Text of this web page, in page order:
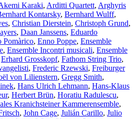
Karaki, Arditti Quartett, Arghyris
Kontarsky, Bernhard Wulff,
, Christian Dierstein, Christoph Grund,
, Daan Janssens, Eduardo
Pomàrico, Enno Poppe, Ensemble
, Ensemble Incontri musicali, Ensemble
Erhard Grosskopf, Fathom String Trio,
, Frederic Rzewski, Freiburger
von Lilienstern, Gregg Smith,
, Hans Ulrich Lehmann, Hans-Klaus
, Herbert Brün, Horatiu Radulescu,
Kranichsteiner Kammerensemble,
, John Cage, Julián Carillo, Julio